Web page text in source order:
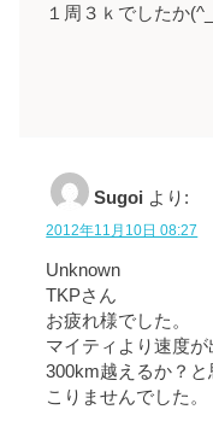
１周３ｋでしたか
Sugoi より:
2012年11月10日 08:27
Unknown
TKPさん
お疲れ様でした。
マイティより速度
300km越えるか？
こりませんでした。